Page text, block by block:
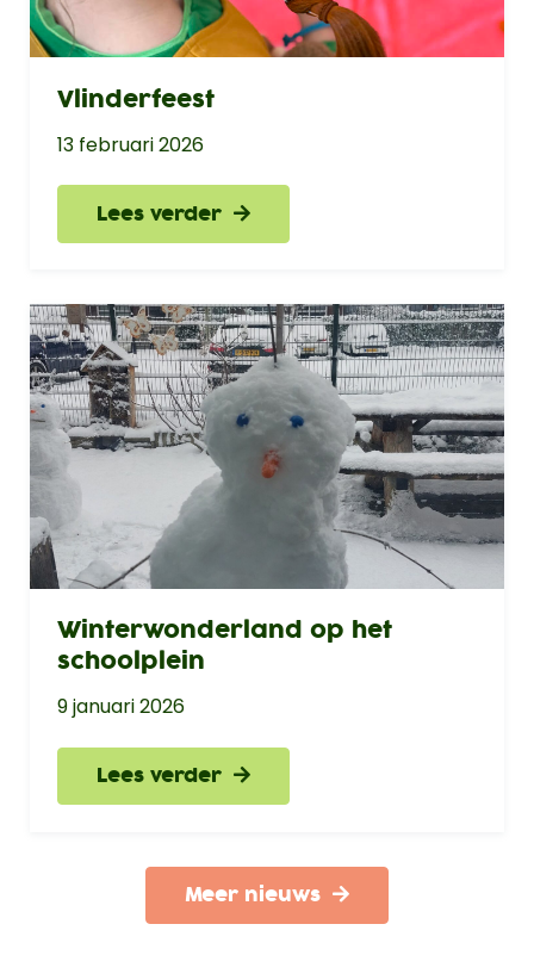
Vlinderfeest
13 februari 2026
Lees verder
Winterwonderland op het
schoolplein
9 januari 2026
Lees verder
Meer nieuws